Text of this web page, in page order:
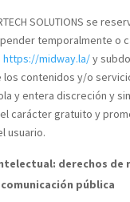
SOLUTIONS se
temporalmente o
https://midway.la/y
los contenidos y/o
y entera discreción y
carácter gratuito y
usuario.
derechos de
pública